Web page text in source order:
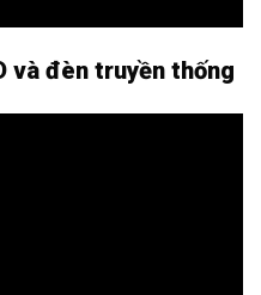
và đèn truyền thống